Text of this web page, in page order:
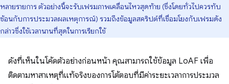
หลายรายการ ตัวอย่างนี้จะรับเฟรมภาพเคลื่อนไหวสุดท้าย (ซึ่งโดยทั่วไปควรทับ
ซ้อนกับการประมวลผลเหตุการณ์) รวมถึงข้อมูลสคริปต์ที่เชื่อมโยงกับเฟรมดัง
กล่าวซึ่งใช้เวลานานที่สุดในการเรียกใช้
ดังที่เห็นในโค้ดตัวอย่างก่อนหน้า คุณสามารถใช้ข้อมูล LoAF เพื่อ
ติดตามหาสาเหตุที่แท้จริงของการโต้ตอบที่มีค่าระยะเวลาการประมวล